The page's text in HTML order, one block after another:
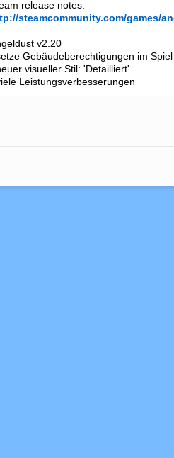
steamcommunity.com/games/
v2.20
Gebäudeberechtigungen im Spiel
visueller Stil: 'Detailliert'
Leistungsverbesserungen